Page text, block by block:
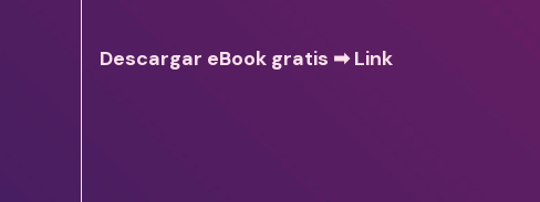
Descargar eBook gratis ➡Link